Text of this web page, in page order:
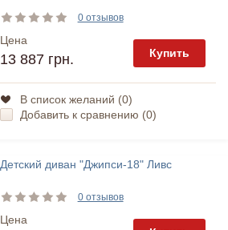
0 отзывов
Цена
13 887 грн. Купить
В список желаний (0)
Добавить к сравнению (0)
Детский диван "Джипси-18" Ливс
0 отзывов
Цена